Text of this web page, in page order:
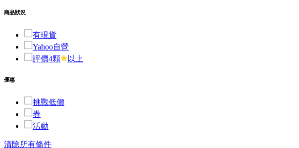
商品狀況
有現貨
Yahoo自營
評價4顆
以上
優惠
挑戰低價
券
活動
清除所有條件